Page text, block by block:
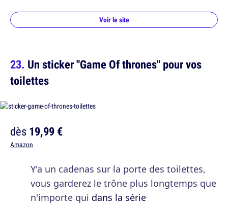
Voir le site
Un sticker "Game Of thrones" pour vos
toilettes
dès19,99 €
Amazon
Y'a un cadenas sur la porte des toilettes,
vous garderez le trône plus longtemps que
n'importe qui dans la série